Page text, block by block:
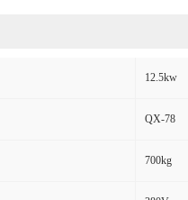
12.5kw
QX-78
700kg